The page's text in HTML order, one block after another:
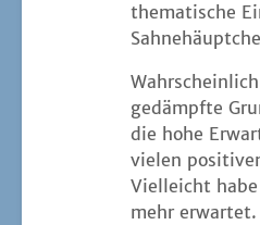
the­ma­ti­sche
gedämpf­te
die hohe
vie­len
Viel­leicht
mehr